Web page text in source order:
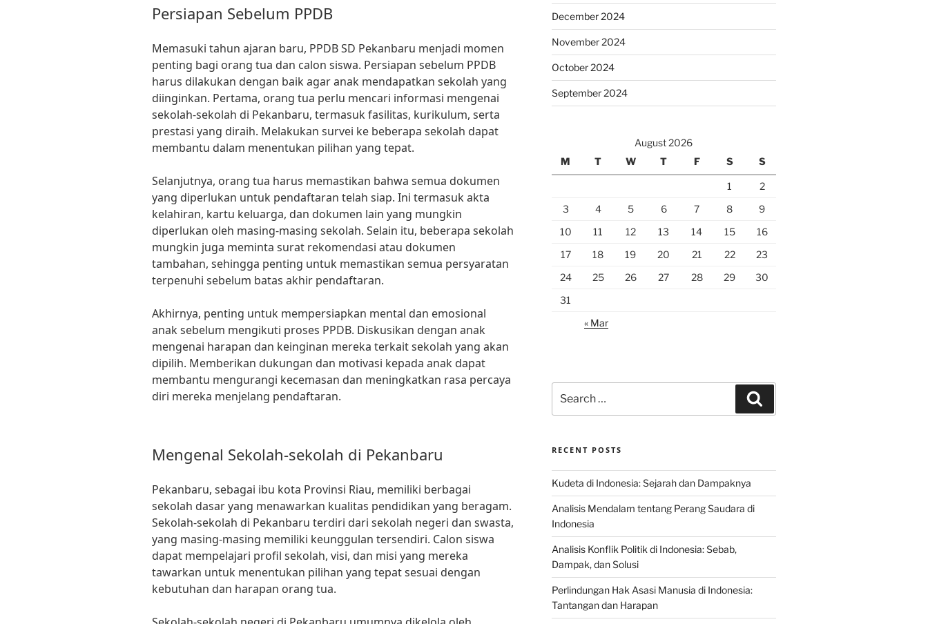
Persiapan Sebelum PPDB
Memasuki tahun ajaran baru, PPDB SD Pekanbaru menjadi momen
penting bagi orang tua dan calon siswa. Persiapan sebelum PPDB
harus dilakukan dengan baik agar anak mendapatkan sekolah yang
diinginkan. Pertama, orang tua perlu mencari informasi mengenai
sekolah-sekolah di Pekanbaru, termasuk fasilitas, kurikulum, serta
prestasi yang diraih. Melakukan survei ke beberapa sekolah dapat
membantu dalam menentukan pilihan yang tepat.
Selanjutnya, orang tua harus memastikan bahwa semua dokumen
yang diperlukan untuk pendaftaran telah siap. Ini termasuk akta
kelahiran, kartu keluarga, dan dokumen lain yang mungkin
diperlukan oleh masing-masing sekolah. Selain itu, beberapa sekolah
mungkin juga meminta surat rekomendasi atau dokumen
tambahan, sehingga penting untuk memastikan semua persyaratan
terpenuhi sebelum batas akhir pendaftaran.
Akhirnya, penting untuk mempersiapkan mental dan emosional
anak sebelum mengikuti proses PPDB. Diskusikan dengan anak
mengenai harapan dan keinginan mereka terkait sekolah yang akan
dipilih. Memberikan dukungan dan motivasi kepada anak dapat
membantu mengurangi kecemasan dan meningkatkan rasa percaya
diri mereka menjelang pendaftaran.
Mengenal Sekolah-sekolah di Pekanbaru
Pekanbaru, sebagai ibu kota Provinsi Riau, memiliki berbagai
sekolah dasar yang menawarkan kualitas pendidikan yang beragam.
Sekolah-sekolah di Pekanbaru terdiri dari sekolah negeri dan swasta,
yang masing-masing memiliki keunggulan tersendiri. Calon siswa
dapat mempelajari profil sekolah, visi, dan misi yang mereka
tawarkan untuk menentukan pilihan yang tepat sesuai dengan
kebutuhan dan harapan orang tua.
December 2024
November 2024
October 2024
September 2024
August 2026
M
T W T F S S
1
2
3
4 5 6 7 8
9
10
11 12 13 14 15
16
17
18 19 20 21 22
23
24
25 26 27 28 29
30
31
« Mar
for:
RECENT POSTS
Kudeta di Indonesia: Sejarah dan Dampaknya
Analisis Mendalam tentang Perang Saudara di
Indonesia
Analisis Konflik Politik di Indonesia: Sebab,
Dampak, dan Solusi
Perlindungan Hak Asasi Manusia di Indonesia:
Tantangan dan Harapan